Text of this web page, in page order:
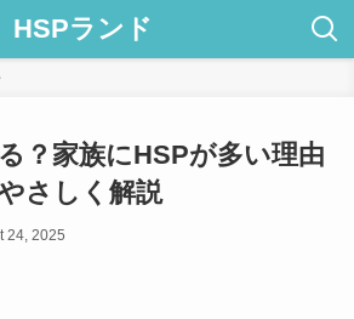
HSPランド
？家族にHSPが多い理由
さしく解説
24, 2025